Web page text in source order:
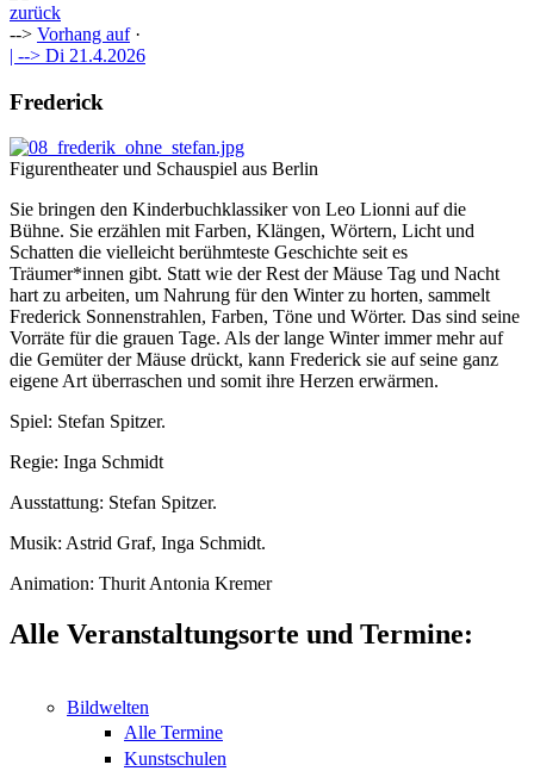
zurück
--> Vorhang auf·
| --> Di 21.4.2026
Frederick
Figurentheater und Schauspiel aus Berlin
Sie bringen den Kinderbuchklassiker von Leo Lionni auf die
Bühne. Sie erzählen mit Farben, Klängen, Wörtern, Licht und
Schatten die vielleicht berühmteste Geschichte seit es
Träumer*innen gibt. Statt wie der Rest der Mäuse Tag und Nacht
hart zu arbeiten, um Nahrung für den Winter zu horten, sammelt
Frederick Sonnenstrahlen, Farben, Töne und Wörter. Das sind seine
Vorräte für die grauen Tage. Als der lange Winter immer mehr auf
die Gemüter der Mäuse drückt, kann Frederick sie auf seine ganz
eigene Art überraschen und somit ihre Herzen erwärmen.
Spiel: Stefan Spitzer.
Regie: Inga Schmidt
Ausstattung: Stefan Spitzer.
Musik: Astrid Graf, Inga Schmidt.
Animation: Thurit Antonia Kremer
Alle Veranstaltungsorte und Termine:
Bildwelten
Alle Termine
Kunstschulen